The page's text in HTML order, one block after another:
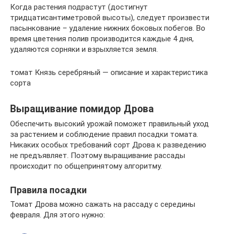
Когда растения подрастут (достигнут
тридцатисантиметровой высоты), следует произвести
пасынкование – удаление нижних боковых побегов. Во
время цветения полив производится каждые 4 дня,
удаляются сорняки и взрыхляется земля.
томат Князь серебряный — описание и характеристика
сорта
Выращивание помидор Дрова
Обеспечить высокий урожай поможет правильный уход
за растением и соблюдение правил посадки томата.
Никаких особых требований сорт Дрова к разведению
не предъявляет. Поэтому выращивание рассады
происходит по общепринятому алгоритму.
Правила посадки
Томат Дрова можно сажать на рассаду с середины
февраля. Для этого нужно: